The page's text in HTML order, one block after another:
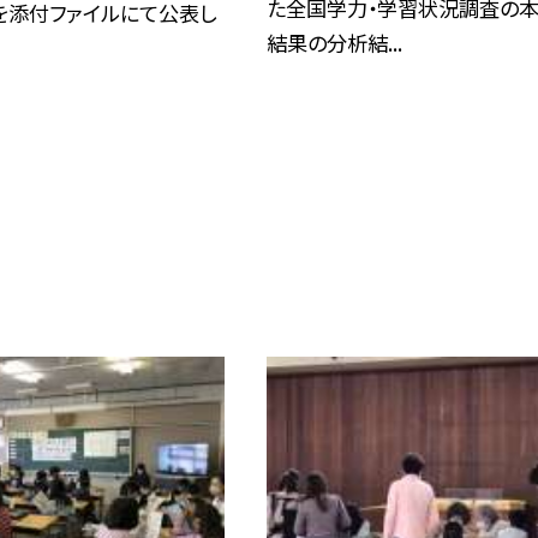
付ファイルにて公表し
た全国学力・学習状況調査の
結果の分析結...